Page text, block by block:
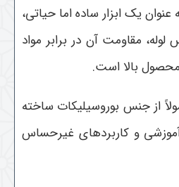
یک ابزار ساده اما حیاتی،
مقاومت آن در برابر مواد
محصول بالا است.
از جنس بوروسیلیکات ساخته
و کاربردهای غیرحساس